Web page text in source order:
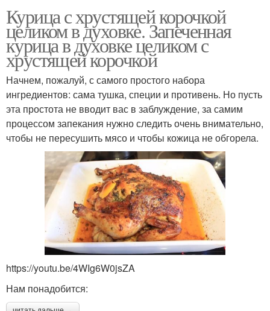
Курица с хрустящей корочкой
целиком в духовке. Запеченная
курица в духовке целиком с
хрустящей корочкой
Начнем, пожалуй, с самого простого набора
ингредиентов: сама тушка, специи и противень. Но пусть
эта простота не вводит вас в заблуждение, за самим
процессом запекания нужно следить очень внимательно,
чтобы не пересушить мясо и чтобы кожица не обгорела.
https://youtu.be/4WIg6W0jsZA
Нам понадобится: